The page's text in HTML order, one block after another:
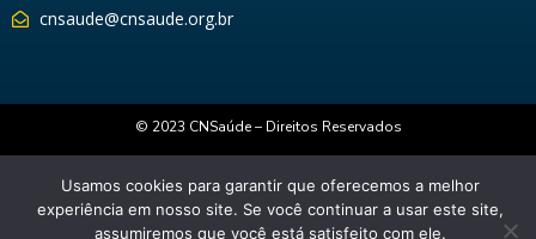
cnsaude@cnsaude.org.br
© 2023 CNSaúde – Direitos Reservados
Usamos cookies para garantir que oferecemos a melhor
experiência em nosso site. Se você continuar a usar este site,
assumiremos que você está satisfeito com ele.